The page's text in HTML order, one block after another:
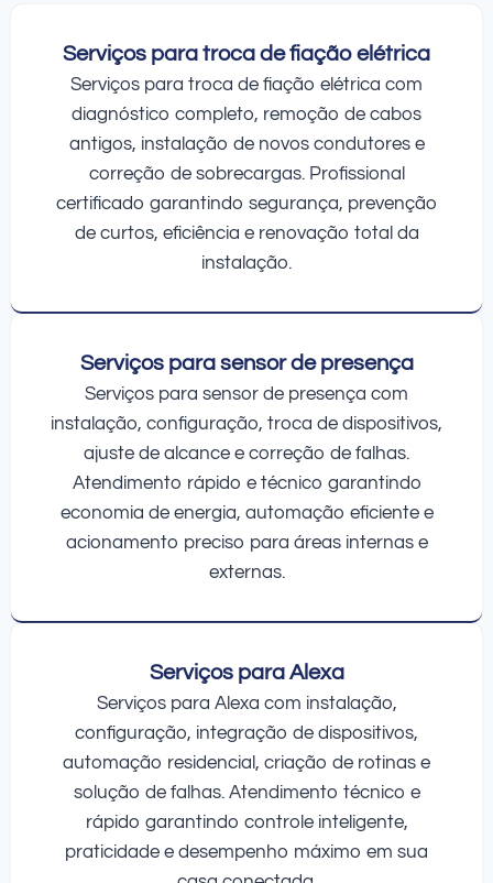
Serviços para troca de fiação elétrica
Serviços para troca de fiação elétrica com
diagnóstico completo, remoção de cabos
antigos, instalação de novos condutores e
correção de sobrecargas. Profissional
certificado garantindo segurança, prevenção
de curtos, eficiência e renovação total da
instalação.
Serviços para sensor de presença
Serviços para sensor de presença com
instalação, configuração, troca de dispositivos,
ajuste de alcance e correção de falhas.
Atendimento rápido e técnico garantindo
economia de energia, automação eficiente e
acionamento preciso para áreas internas e
externas.
Serviços para Alexa
Serviços para Alexa com instalação,
configuração, integração de dispositivos,
automação residencial, criação de rotinas e
solução de falhas. Atendimento técnico e
rápido garantindo controle inteligente,
praticidade e desempenho máximo em sua